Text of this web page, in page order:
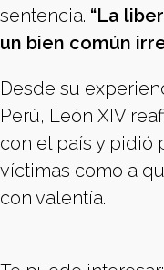
sentencia. “La
un bien común
Desde su
Perú, León XIV
con el país y pidió
víctimas como a
con valentía.